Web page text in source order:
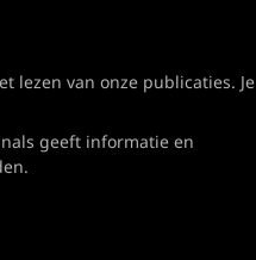
lezen van onze publicaties. Je
geeft informatie en